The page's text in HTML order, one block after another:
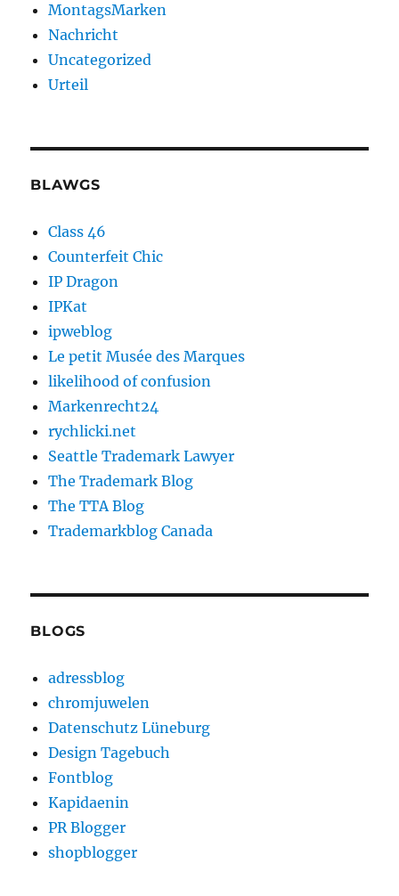
MontagsMarken
Nachricht
Uncategorized
Urteil
BLAWGS
Class 46
Counterfeit Chic
IP Dragon
IPKat
ipweblog
Le petit Musée des Marques
likelihood of confusion
Markenrecht24
rychlicki.net
Seattle Trademark Lawyer
The Trademark Blog
The TTA Blog
Trademarkblog Canada
BLOGS
adressblog
chromjuwelen
Datenschutz Lüneburg
Design Tagebuch
Fontblog
Kapidaenin
PR Blogger
shopblogger